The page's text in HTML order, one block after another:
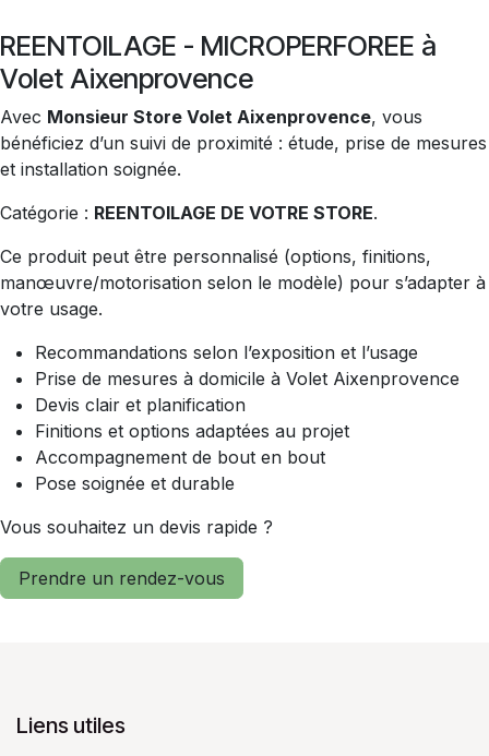
REENTOILAGE - MICROPERFOREE à
Volet Aixenprovence
Avec Monsieur Store Volet Aixenprovence, vous
bénéficiez d’un suivi de proximité : étude, prise de mesures
et installation soignée.
Catégorie : REENTOILAGE DE VOTRE STORE.
Ce produit peut être personnalisé (options, finitions,
manœuvre/motorisation selon le modèle) pour s’adapter à
votre usage.
Recommandations selon l’exposition et l’usage
Prise de mesures à domicile à Volet Aixenprovence
Devis clair et planification
Finitions et options adaptées au projet
Accompagnement de bout en bout
Pose soignée et durable
Vous souhaitez un devis rapide ?
Prendre un rendez-vous
Liens utiles